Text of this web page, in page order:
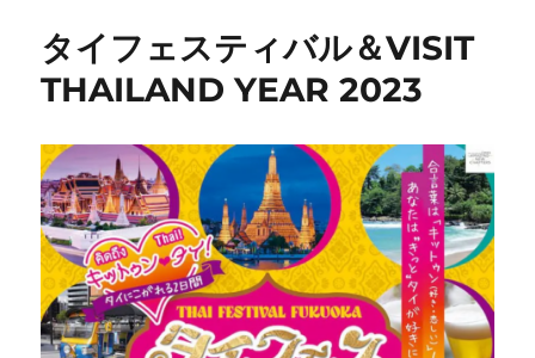
タイフェスティバル＆VISIT
THAILAND YEAR 2023